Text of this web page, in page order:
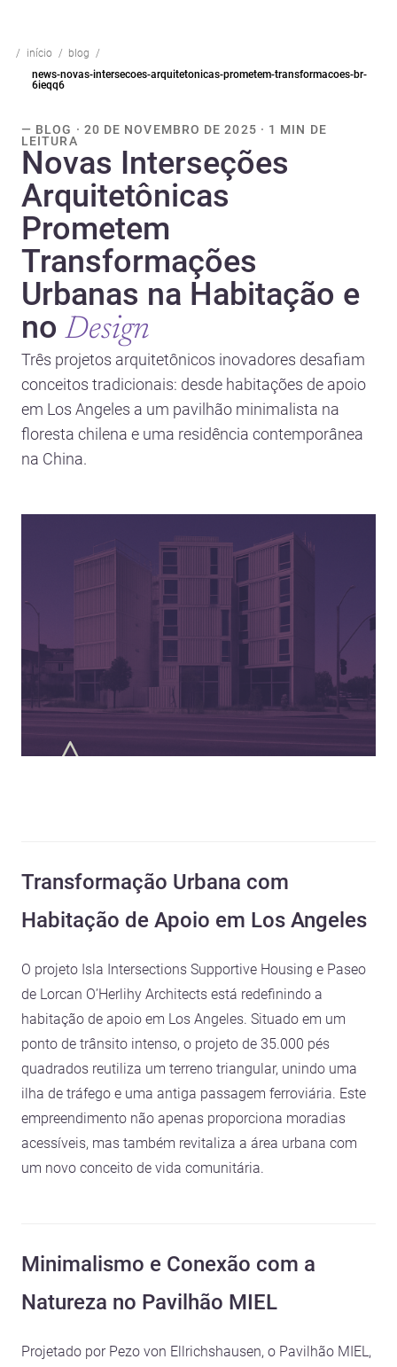
início
blog
news-novas-intersecoes-arquitetonicas-prometem-transformacoes-br-
6ieqq6
— BLOG · 20 DE NOVEMBRO DE 2025 · 1 MIN DE
LEITURA
Novas Interseções
Arquitetônicas
Prometem
Transformações
Urbanas na Habitação e
no Design
Três projetos arquitetônicos inovadores desafiam
conceitos tradicionais: desde habitações de apoio
em Los Angeles a um pavilhão minimalista na
floresta chilena e uma residência contemporânea
na China.
Transformação Urbana com
Habitação de Apoio em Los Angeles
O projeto Isla Intersections Supportive Housing e Paseo
de Lorcan O’Herlihy Architects está redefinindo a
habitação de apoio em Los Angeles. Situado em um
ponto de trânsito intenso, o projeto de 35.000 pés
quadrados reutiliza um terreno triangular, unindo uma
ilha de tráfego e uma antiga passagem ferroviária. Este
empreendimento não apenas proporciona moradias
acessíveis, mas também revitaliza a área urbana com
um novo conceito de vida comunitária.
Minimalismo e Conexão com a
Natureza no Pavilhão MIEL
Projetado por Pezo von Ellrichshausen, o Pavilhão MIEL,